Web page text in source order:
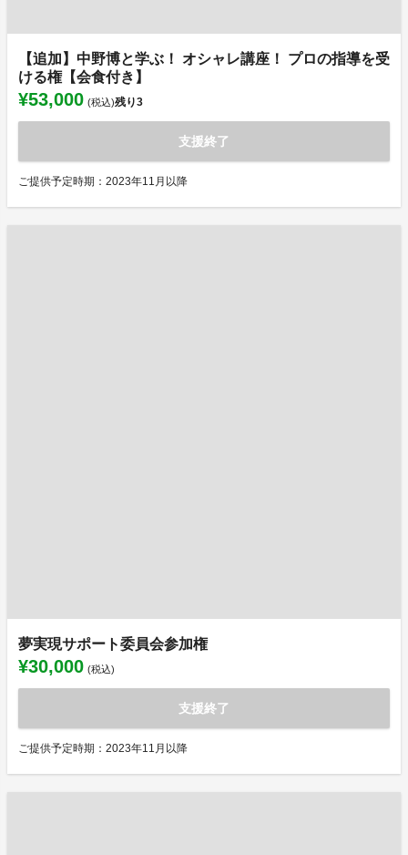
【追加】中野博と学ぶ！ オシャレ講座！ プロの指導を受
ける権【会食付き】
¥53,000 (税込)残り3
支援終了
ご提供予定時期：2023年11月以降
夢実現サポート委員会参加権
¥30,000 (税込)
支援終了
ご提供予定時期：2023年11月以降